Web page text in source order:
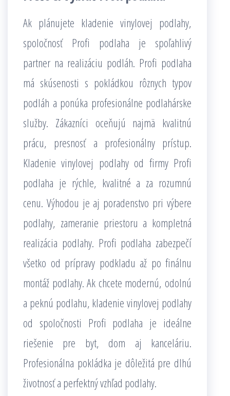
Ak plánujete kladenie vinylovej podlahy,
spoločnosť Profi podlaha je spoľahlivý
partner na realizáciu podláh. Profi podlaha
má skúsenosti s pokládkou rôznych typov
podláh a ponúka profesionálne podlahárske
služby. Zákazníci oceňujú najmä kvalitnú
prácu, presnosť a profesionálny prístup.
Kladenie vinylovej podlahy od firmy Profi
podlaha je rýchle, kvalitné a za rozumnú
cenu. Výhodou je aj poradenstvo pri výbere
podlahy, zameranie priestoru a kompletná
realizácia podlahy. Profi podlaha zabezpečí
všetko od prípravy podkladu až po finálnu
montáž podlahy. Ak chcete modernú, odolnú
a peknú podlahu, kladenie vinylovej podlahy
od spoločnosti Profi podlaha je ideálne
riešenie pre byt, dom aj kanceláriu.
Profesionálna pokládka je dôležitá pre dlhú
životnosť a perfektný vzhľad podlahy.